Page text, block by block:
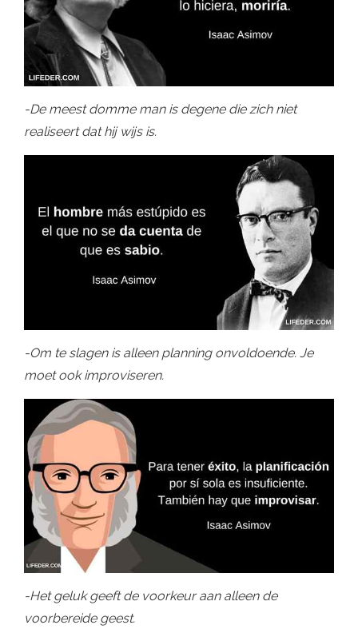
-De meest domme man is degene die zich niet
realiseert dat hij wijs is.
-Om te slagen is alleen planning onvoldoende. Je
moet ook improviseren.
-Het geluk geeft de voorkeur aan alleen de
voorbereide geest.